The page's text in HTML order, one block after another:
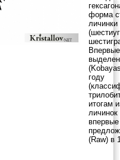
форма
личинки
году
итогам
впервые
(Raw) в